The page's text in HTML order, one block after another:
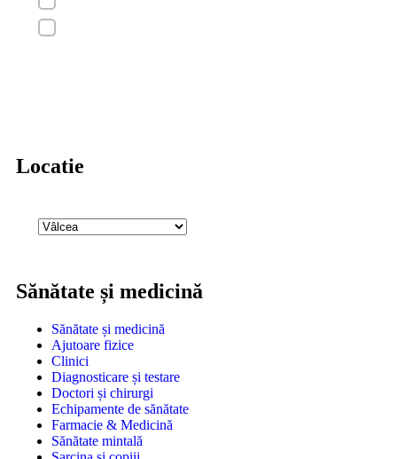
Locatie
Sănătate și medicină
Sănătate și medicină
Ajutoare fizice
Clinici
Diagnosticare și testare
Doctori și chirurgi
Echipamente de sănătate
Farmacie & Medicină
Sănătate mintală